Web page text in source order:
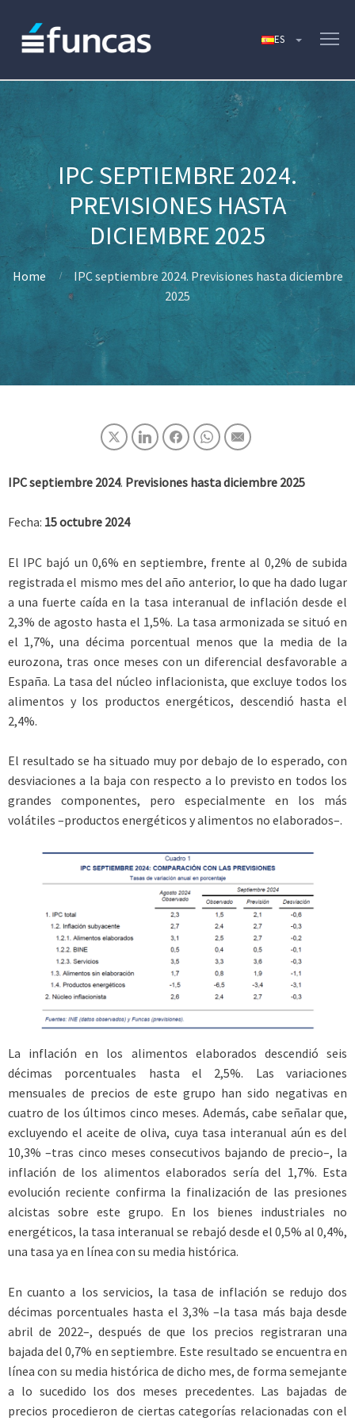
IPC SEPTIEMBRE 2024.
PREVISIONES HASTA
DICIEMBRE 2025
Home
IPC septiembre 2024. Previsiones hasta diciembre
2025
IPC septiembre 2024. Previsiones hasta diciembre 2025
Fecha: 15 octubre 2024
El IPC bajó un 0,6% en septiembre, frente al 0,2% de subida
registrada el mismo mes del año anterior, lo que ha dado lugar
a una fuerte caída en la tasa interanual de inflación desde el
2,3% de agosto hasta el 1,5%. La tasa armonizada se situó en
el 1,7%, una décima porcentual menos que la media de la
eurozona, tras once meses con un diferencial desfavorable a
España. La tasa del núcleo inflacionista, que excluye todos los
alimentos y los productos energéticos, descendió hasta el
2,4%.
El resultado se ha situado muy por debajo de lo esperado, con
desviaciones a la baja con respecto a lo previsto en todos los
grandes componentes, pero especialmente en los más
volátiles –productos energéticos y alimentos no elaborados–.
La inflación en los alimentos elaborados descendió seis
décimas porcentuales hasta el 2,5%. Las variaciones
mensuales de precios de este grupo han sido negativas en
cuatro de los últimos cinco meses. Además, cabe señalar que,
excluyendo el aceite de oliva, cuya tasa interanual aún es del
10,3% –tras cinco meses consecutivos bajando de precio–, la
inflación de los alimentos elaborados sería del 1,7%. Esta
evolución reciente confirma la finalización de las presiones
alcistas sobre este grupo. En los bienes industriales no
energéticos, la tasa interanual se rebajó desde el 0,5% al 0,4%,
una tasa ya en línea con su media histórica.
En cuanto a los servicios, la tasa de inflación se redujo dos
décimas porcentuales hasta el 3,3% –la tasa más baja desde
abril de 2022–, después de que los precios registraran una
bajada del 0,7% en septiembre. Este resultado se encuentra en
línea con su media histórica de dicho mes, de forma semejante
a lo sucedido los dos meses precedentes. Las bajadas de
precios procedieron de ciertas categorías relacionadas con el